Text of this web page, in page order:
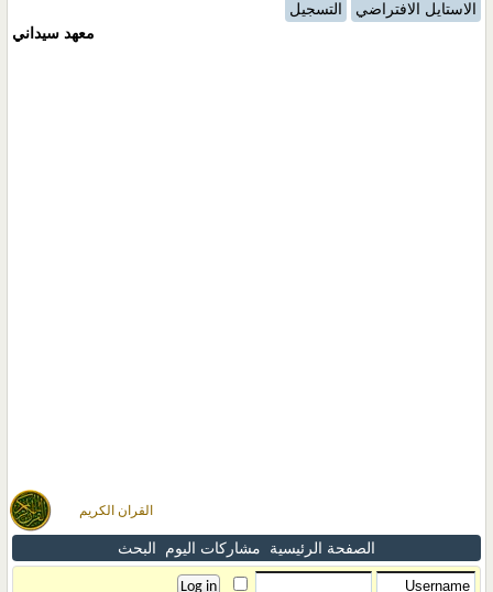
القران الكريم
الاستايل الافتراضي
التسجيل
معهد سيداني
الصفحة الرئيسية مشاركات اليوم البحث